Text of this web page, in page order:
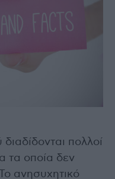
πολλοί
τα οποία δεν
ανησυχητικό